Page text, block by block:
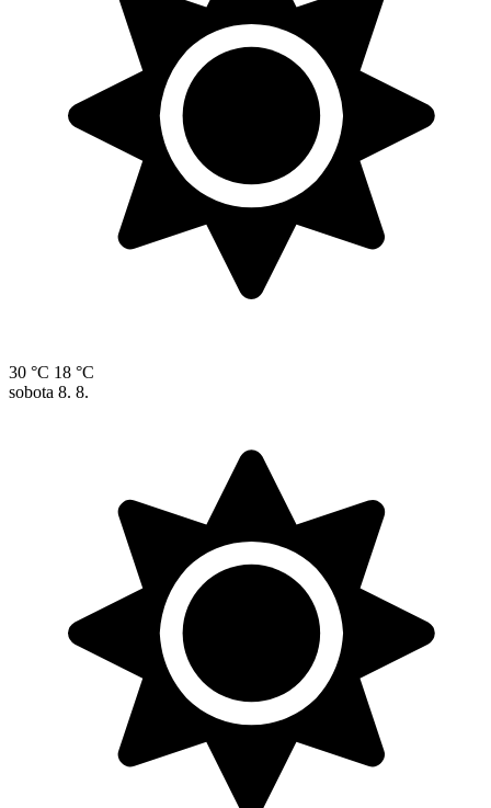
30 °C 18 °C
sobota 8. 8.